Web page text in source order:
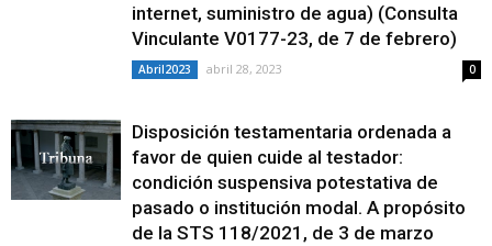
internet, suministro de agua) (Consulta
Vinculante V0177-23, de 7 de febrero)
Abril2023 abril 28, 2023 0
Disposición testamentaria ordenada a
favor de quien cuide al testador:
condición suspensiva potestativa de
pasado o institución modal. A propósito
de la STS 118/2021, de 3 de marzo